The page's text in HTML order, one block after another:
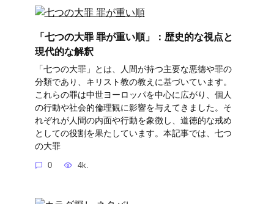
「七つの大罪 罪が重い順」：歴史的な視点と
現代的な解釈
「七つの大罪」とは、人間が持つ主要な悪徳や罪の
分類であり、キリスト教の教えに基づいています。
これらの罪は中世ヨーロッパを中心に広がり、個人
の行動や社会的倫理観に影響を与えてきました。そ
れぞれが人間の内面や行動を象徴し、道徳的な戒め
としての役割を果たしています。本記事では、七つ
の大罪
0 4k.